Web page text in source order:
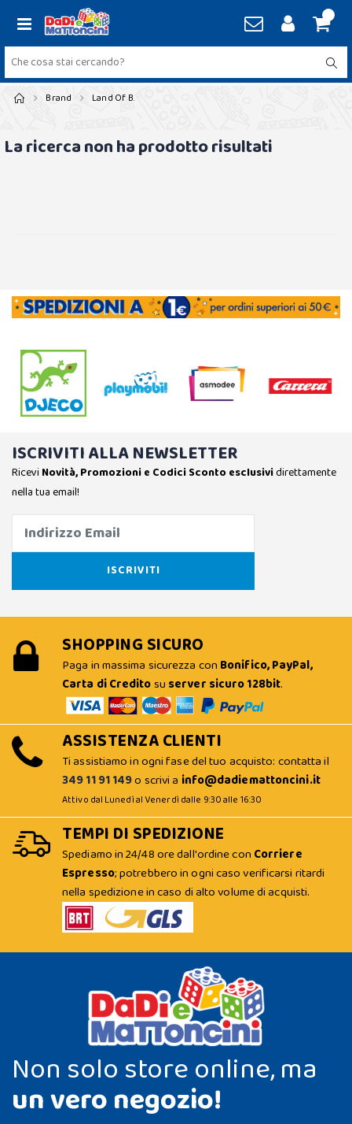
Brand Land Of B.
La ricerca non ha prodotto risultati
ISCRIVITI ALLA NEWSLETTER
Ricevi Novità, Promozioni e Codici Sconto esclusividirettamente
nella tua email!
SHOPPING SICURO
Paga in massima sicurezza con Bonifico, PayPal,
Carta di Creditosu server sicuro 128bit.
ASSISTENZA CLIENTI
Ti assistiamo in ogni fase del tuo acquisto: contatta il
349 11 91 149o scrivi a info@dadiemattoncini.it
Attivo dal Lunedì al Venerdì dalle 9:30 alle 16:30
TEMPI DI SPEDIZIONE
Spediamo in 24/48 ore dall'ordine con Corriere
Espresso; potrebbero in ogni caso verificarsi ritardi
nella spedizione in caso di alto volume di acquisti.
Non solo store online, ma
un vero negozio!